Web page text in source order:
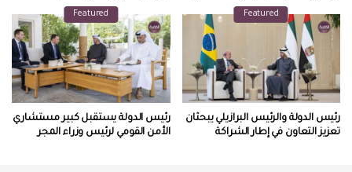
المبعوث الخاص
Featured
رئيس الدولة والرئيس البرازيلي يبحثان
تعزيز التعاون في إطار الشراكة
Featured
رئيس الدولة يستقبل كبير مستشاري
الأمن القومي لرئيس وزراء المجر